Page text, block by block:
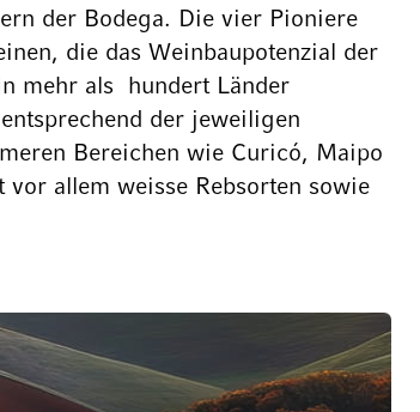
der Bodega. Die vier Pioniere
die das Weinbaupotenzial der
mehr als hundert Länder
der jeweiligen
Bereichen wie Curicó, Maipo
vor allem weisse Rebsorten sowie